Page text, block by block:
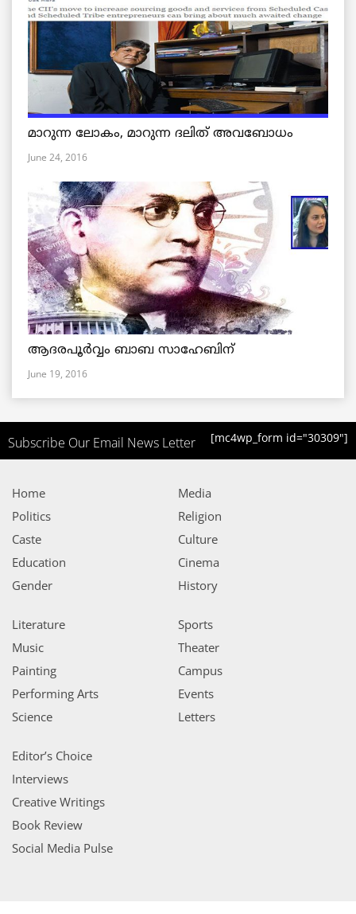
മാറുന്ന ലോകം, മാറുന്ന ദലിത് അവബോധം
June 24, 2016
ആദരപൂര്‍വ്വം ബാബ സാഹേബിന്
June 19, 2016
Subscribe Our Email News Letter [mc4wp_form id="30309"]
Home
Politics
Caste
Education
Gender
Media
Religion
Culture
Cinema
History
Literature
Music
Painting
Performing Arts
Science
Sports
Theater
Campus
Events
Letters
Editor’s Choice
Interviews
Creative Writings
Book Review
Social Media Pulse